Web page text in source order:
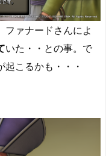
ファナードさんによ
いた・・との事。で
こるかも・・・